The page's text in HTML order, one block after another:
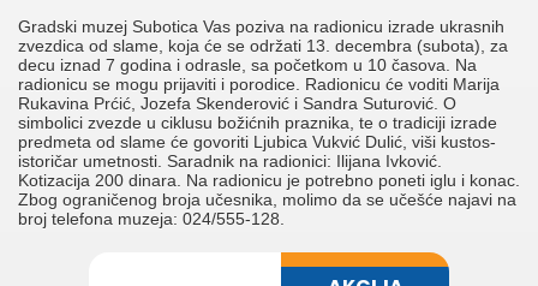
Gradski muzej Subotica Vas poziva na radionicu izrade ukrasnih
zvezdica od slame, koja će se održati 13. decembra (subota), za
decu iznad 7 godina i odrasle, sa početkom u 10 časova. Na
radionicu se mogu prijaviti i porodice. Radionicu će voditi Marija
Rukavina Prćić, Jozefa Skenderović i Sandra Suturović. O
simbolici zvezde u ciklusu božićnih praznika, te o tradiciji izrade
predmeta od slame će govoriti Ljubica Vukvić Dulić, viši kustos-
istoričar umetnosti. Saradnik na radionici: Ilijana Ivković.
Kotizacija 200 dinara. Na radionicu je potrebno poneti iglu i konac.
Zbog ograničenog broja učesnika, molimo da se učešće najavi na
broj telefona muzeja: 024/555-128.